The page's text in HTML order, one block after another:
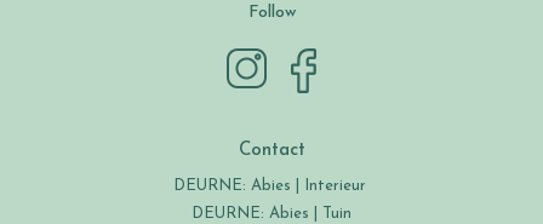
Follow
Contact
DEURNE: Abies | Interieur
DEURNE: Abies | Tuin